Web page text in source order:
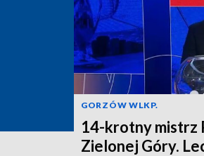
GORZÓW WLKP.
14-krotny mistrz
Zielonej Góry.